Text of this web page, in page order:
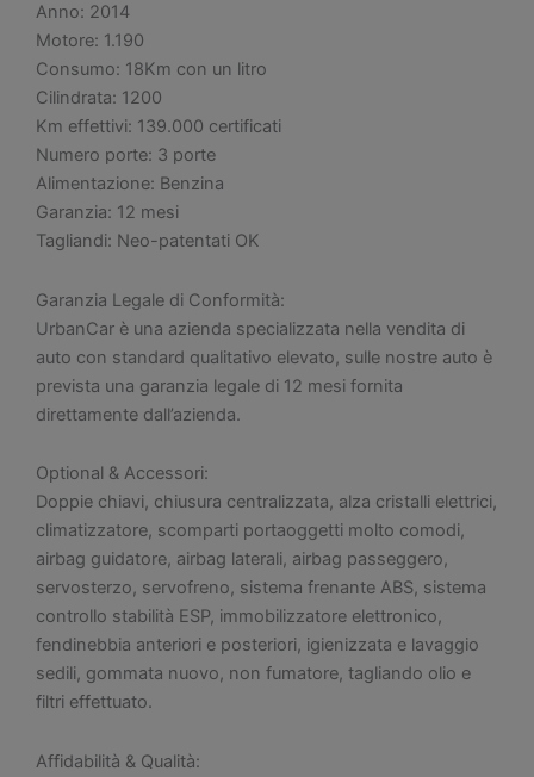
Anno: 2014
Motore: 1.190
Consumo: 18Km con un litro
Cilindrata: 1200
Km effettivi: 139.000 certificati
Numero porte: 3 porte
Alimentazione: Benzina
Garanzia: 12 mesi
Tagliandi: Neo-patentati OK
Garanzia Legale di Conformità:
UrbanCar è una azienda specializzata nella vendita di
auto con standard qualitativo elevato, sulle nostre auto è
prevista una garanzia legale di 12 mesi fornita
direttamente dall’azienda.
Optional & Accessori:
Doppie chiavi, chiusura centralizzata, alza cristalli elettrici,
climatizzatore, scomparti portaoggetti molto comodi,
airbag guidatore, airbag laterali, airbag passeggero,
servosterzo, servofreno, sistema frenante ABS, sistema
controllo stabilità ESP, immobilizzatore elettronico,
fendinebbia anteriori e posteriori, igienizzata e lavaggio
sedili, gommata nuovo, non fumatore, tagliando olio e
filtri effettuato.
Affidabilità & Qualità: